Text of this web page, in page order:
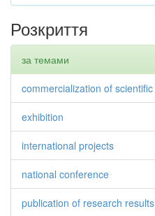
Розкриття
за темами
commercialization of scientific
exhibition
international projects
national conference
publication of research results